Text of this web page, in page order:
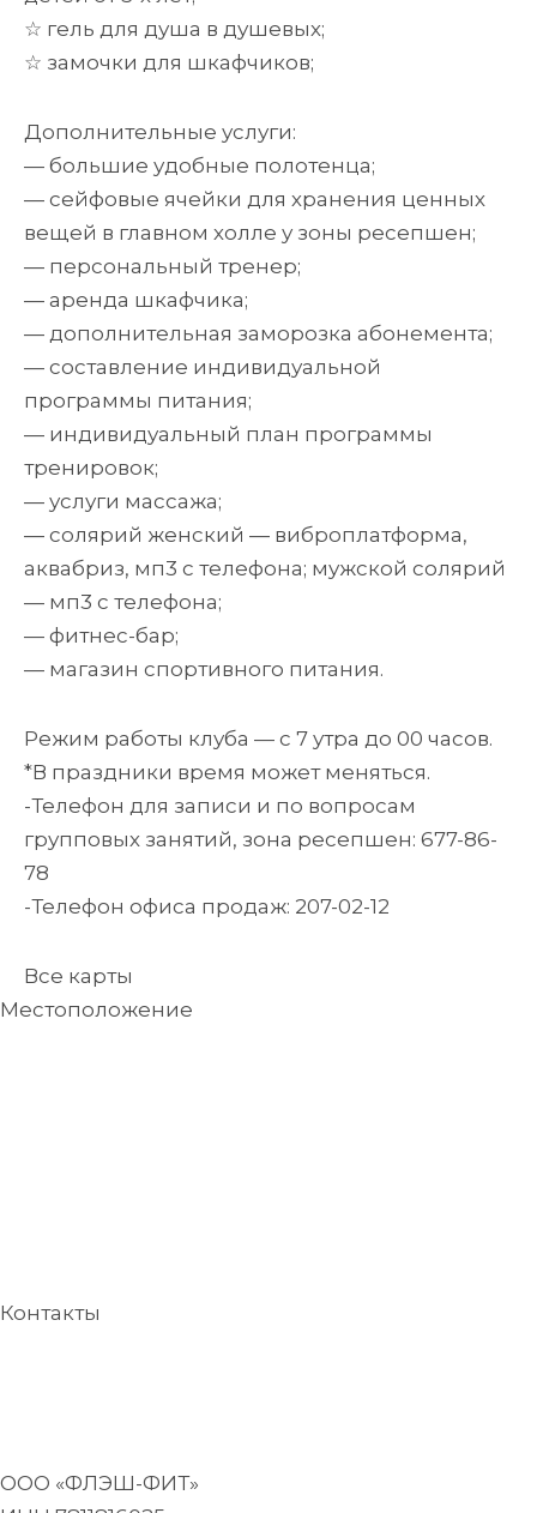
☆ гель для душа в душевых;
☆ замочки для шкафчиков;
Дополнительные услуги:
— большие удобные полотенца;
— сейфовые ячейки для хранения ценных
вещей в главном холле у зоны ресепшен;
— персональный тренер;
— аренда шкафчика;
— дополнительная заморозка абонемента;
— составление индивидуальной
программы питания;
— индивидуальный план программы
тренировок;
— услуги массажа;
— солярий женский — виброплатформа,
аквабриз, мп3 с телефона; мужской солярий
— мп3 с телефона;
— фитнес-бар;
— магазин спортивного питания.
Режим работы клуба — с 7 утра до 00 часов.
*В праздники время может меняться.
-Телефон для записи и по вопросам
групповых занятий, зона ресепшен: 677-86-
78
-Телефон офиса продаж: 207-02-12
Все карты
Местоположение
Контакты
ООО «ФЛЭШ-ФИТ»